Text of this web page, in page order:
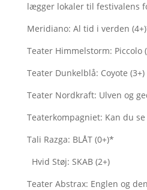
lægger lokaler til festivalens
Meridiano: Al tid i verden
Teater Himmelstorm: Piccolo
Teater Dunkelblå: Coyote (3+)
Teater Nordkraft: Ulven og
Teaterkompagniet: Kan du se
Tali Razga: BLÅT (0+)*
Hvid Støj: SKAB (2+)
Teater Abstrax: Englen og